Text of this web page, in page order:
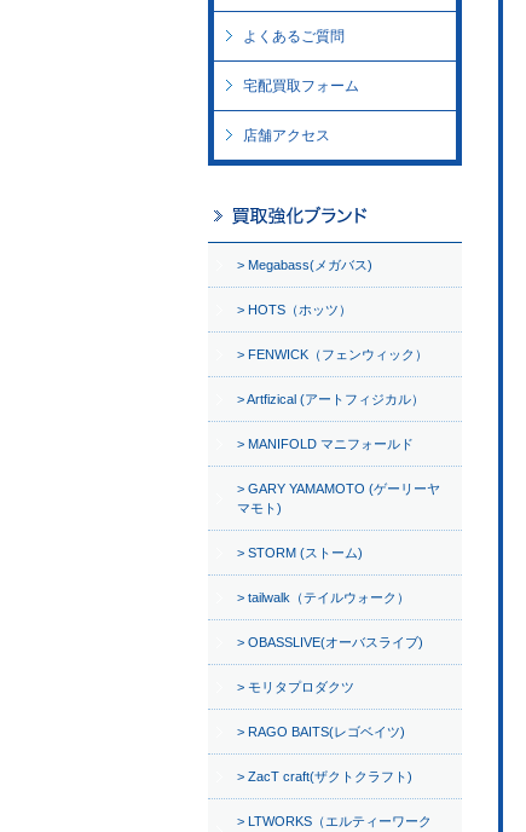
よくあるご質問
宅配買取フォーム
店舗アクセス
Megabass(メガバス)
HOTS（ホッツ）
FENWICK（フェンウィック）
Artfizical (アートフィジカル）
MANIFOLD マニフォールド
GARY YAMAMOTO (ゲーリーヤ
マモト)
STORM (ストーム)
tailwalk（テイルウォーク）
OBASSLIVE(オーバスライブ)
モリタプロダクツ
RAGO BAITS(レゴベイツ)
ZacT craft(ザクトクラフト)
LTWORKS（エルティーワーク